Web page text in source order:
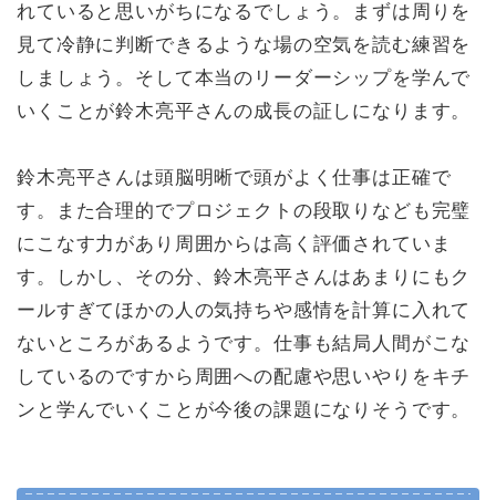
れていると思いがちになるでしょう。まずは周りを
見て冷静に判断できるような場の空気を読む練習を
しましょう。そして本当のリーダーシップを学んで
いくことが鈴木亮平さんの成長の証しになります。
鈴木亮平さんは頭脳明晰で頭がよく仕事は正確で
す。また合理的でプロジェクトの段取りなども完璧
にこなす力があり周囲からは高く評価されていま
す。しかし、その分、鈴木亮平さんはあまりにもク
ールすぎてほかの人の気持ちや感情を計算に入れて
ないところがあるようです。仕事も結局人間がこな
しているのですから周囲への配慮や思いやりをキチ
ンと学んでいくことが今後の課題になりそうです。